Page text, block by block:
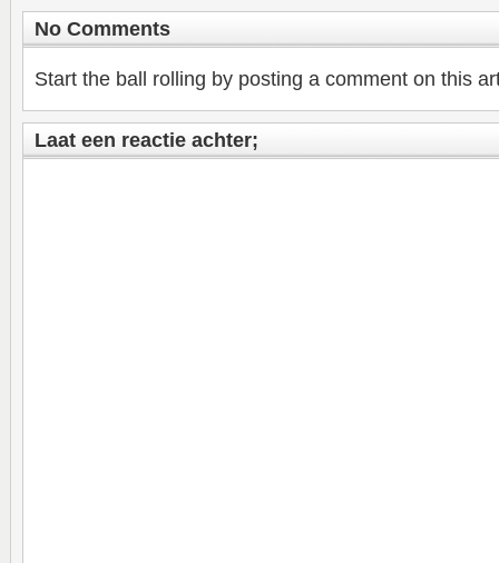
No Comments
Start the ball rolling by posting a comment on this
Laat een reactie achter;